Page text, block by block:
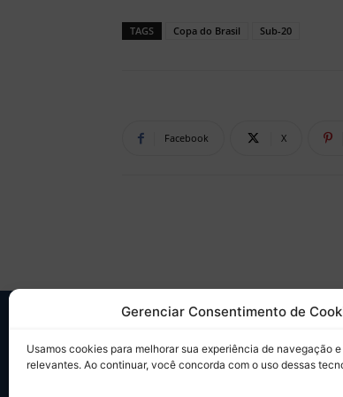
Gerenciar Consentimento de
Usamos cookies para melhorar sua experiência de navegação
relevantes. Ao continuar, você concorda com o uso dessas
TAGS Copa do Brasil Sub-20
Facebook X